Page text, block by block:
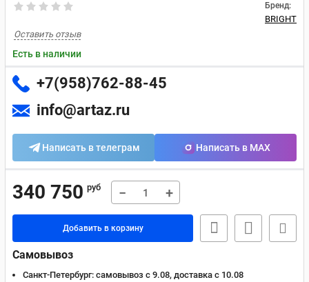
Бренд:
BRIGHT
Оставить отзыв
Есть в наличии
+7(958)762-88-45
info@artaz.ru
Написать в телеграм Написать в MAX
340 750 руб − +
Добавить в корзину
Самовывоз
Санкт-Петербург: самовывоз с 9.08, доставка c 10.08